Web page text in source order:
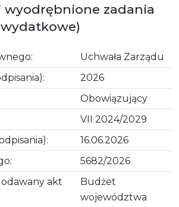
wyodrębnione zadania
Uchwała Zarządu
2026
Obowiązujący
VII 2024/2029
16.06.2026
5682/2026
akt
Budżet
województwa